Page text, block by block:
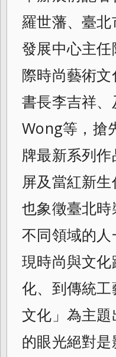
羅世藩、臺
發展中心主任
際時尚藝術文
書長李吉祥、
Wong等，搶
牌最新系列作
屏及當紅新
也象徵臺北
不同領域的
現時尚與文
化、到傳統工
文化」為主題
的眼光絕對